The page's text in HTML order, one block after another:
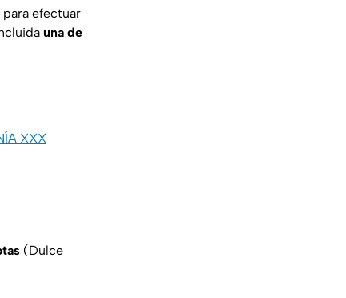
efectuar
una de
XXX
(Dulce